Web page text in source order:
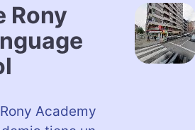
Rony
Academy